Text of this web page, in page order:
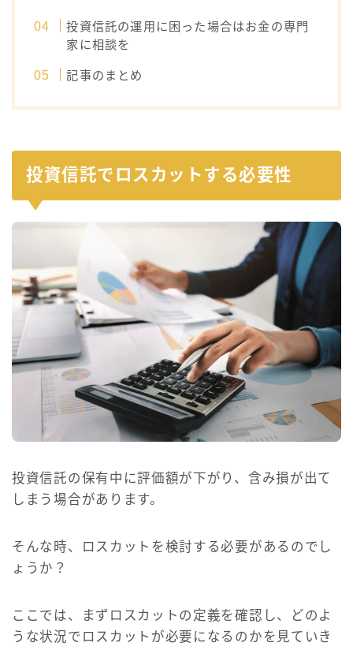
投資信託の運用に困った場合はお金の専門
家に相談を
記事のまとめ
投資信託でロスカットする必要性
投資信託の保有中に評価額が下がり、含み損が出て
しまう場合があります。
そんな時、ロスカットを検討する必要があるのでし
ょうか？
ここでは、まずロスカットの定義を確認し、どのよ
うな状況でロスカットが必要になるのかを見ていき